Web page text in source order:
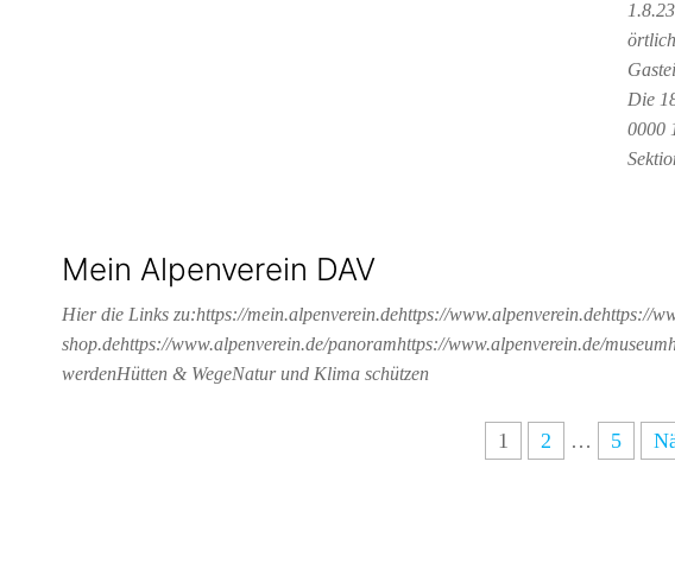
Die
0000
Mein Alpenverein DAV
Hier die Links zu:https://mein.alpenverein.dehttps://www.alpenverein.dehttps://
shop.dehttps://www.alpenverein.de/panoramhttps://www.alpenverein.de/
werdenHütten & WegeNatur und Klima schützen
1 2 … 5